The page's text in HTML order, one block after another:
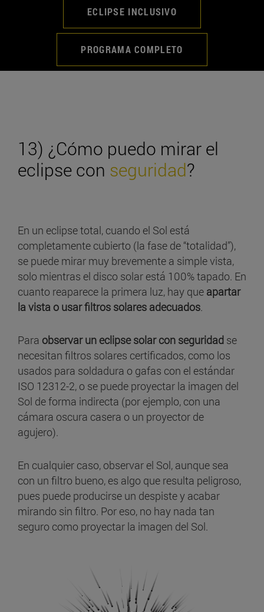
ECLIPSE INCLUSIVO
PROGRAMA COMPLETO
13) ¿Cómo puedo mirar el
eclipse con seguridad?
En un eclipse total, cuando el Sol está
completamente cubierto (la fase de “totalidad”),
se puede mirar muy brevemente a simple vista,
solo mientras el disco solar está 100% tapado. En
cuanto reaparece la primera luz, hay que apartar
la vista o usar filtros solares adecuados.
Para observar un eclipse solar con seguridad se
necesitan filtros solares certificados, como los
usados para soldadura o gafas con el estándar
ISO 12312-2, o se puede proyectar la imagen del
Sol de forma indirecta (por ejemplo, con una
cámara oscura casera o un proyector de
agujero).
En cualquier caso, observar el Sol, aunque sea
con un filtro bueno, es algo que resulta peligroso,
pues puede producirse un despiste y acabar
mirando sin filtro. Por eso, no hay nada tan
seguro como proyectar la imagen del Sol.